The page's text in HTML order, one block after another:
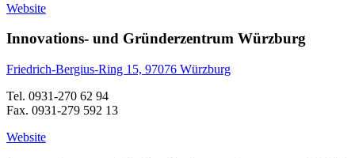
Website
Innovations- und Gründerzentrum Würzburg
Friedrich-Bergius-Ring 15, 97076 Würzburg
Tel. 0931-270 62 94
Fax. 0931-279 592 13
Website